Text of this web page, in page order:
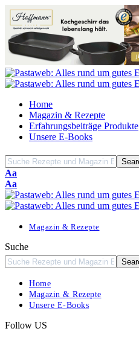
Home
Magazin & Rezepte
Erfahrungsbeiträge Produkte
Unsere E-Books
Font
Resizer
Aa
Font
Resizer
Aa
Magazin & Rezepte
Suche
Home
Magazin & Rezepte
Unsere E-Books
Follow US